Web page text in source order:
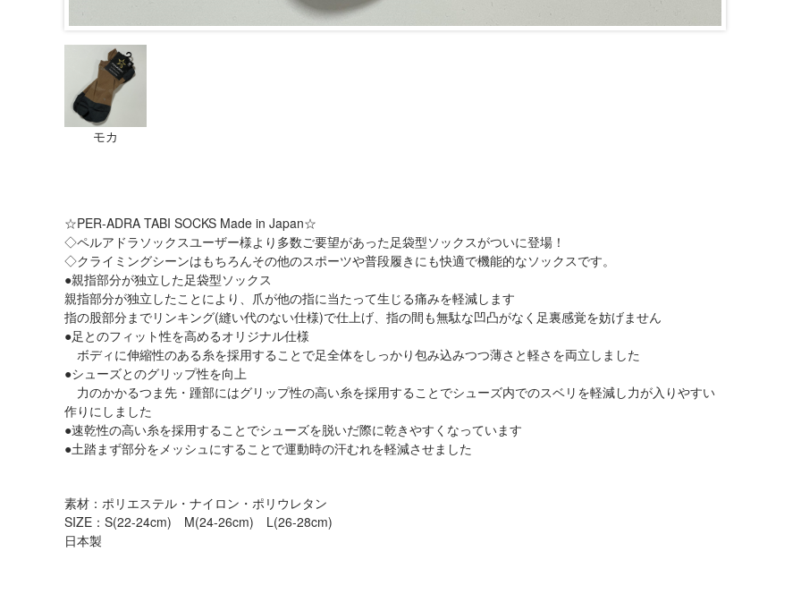
モカ
☆PER-ADRA TABI SOCKS Made in Japan☆
◇ペルアドラソックスユーザー様より多数ご要望があった足袋型ソックスがついに登場！
◇クライミングシーンはもちろんその他のスポーツや普段履きにも快適で機能的なソックスです。
●親指部分が独立した足袋型ソックス
親指部分が独立したことにより、爪が他の指に当たって生じる痛みを軽減します
指の股部分までリンキング(縫い代のない仕様)で仕上げ、指の間も無駄な凹凸がなく足裏感覚を妨げません
●足とのフィット性を高めるオリジナル仕様
ボディに伸縮性のある糸を採用することで足全体をしっかり包み込みつつ薄さと軽さを両立しました
●シューズとのグリップ性を向上
力のかかるつま先・踵部にはグリップ性の高い糸を採用することでシューズ内でのスベリを軽減し力が入りやすい
作りにしました
●速乾性の高い糸を採用することでシューズを脱いだ際に乾きやすくなっています
●土踏まず部分をメッシュにすることで運動時の汗むれを軽減させました
素材：ポリエステル・ナイロン・ポリウレタン
SIZE：S(22-24cm) M(24-26cm) L(26-28cm)
日本製